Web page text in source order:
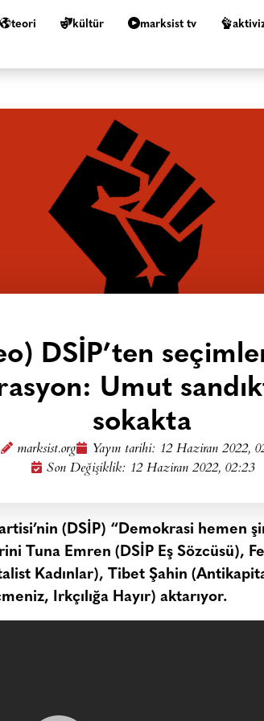
teori kültür marksist tv
DSİP’ten
Umut
sokakta
marksist.org Yayın tarihi: 12 Haziran 2022,
Son Değişiklik: 12 Haziran 2022, 02:23
(DSİP) “Demokrasi hemen
Tuna Emren (DSİP Eş Sözcüsü),
Kadınlar), Tibet Şahin
Irkçılığa Hayır) aktarıyor.